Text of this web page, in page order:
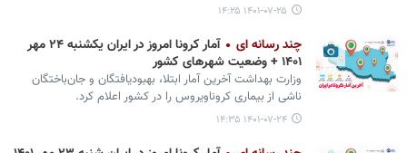
۱۴۰۱-۰۷-۲۵ ۱۴:۲۵
چند رسانه ای
آمار کرونا امروز در ایران یکشنبه ۲۴ مهر
۱۴۰۱ + وضعیت شهرهای کشور
وزارت بهداشت آخرین آمار ابتلا، بهبودیافتگان و جان‌باختگان
ناشی از بیماری کروناویروس را در کشور اعلام کرد.
۱۴۰۱-۰۷-۲۴ ۱۴:۳۵